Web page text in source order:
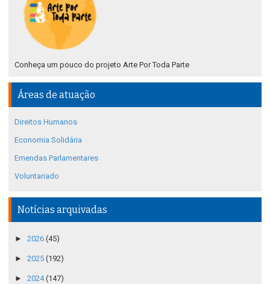
Conheça um pouco do projeto Arte Por Toda Parte
Áreas de atuação
Direitos Humanos
Economia Solidária
Emendas Parlamentares
Voluntariado
Notícias arquivadas
► 2026 (45)
► 2025 (192)
► 2024(147)